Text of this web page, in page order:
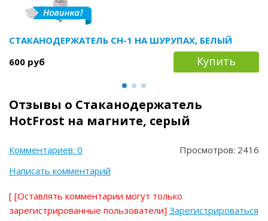
СТАКАНОДЕРЖАТЕЛЬ CH-1 НА ШУРУПАХ, БЕЛЫЙ
600 руб
Купить
Отзывы о Стаканодержатель
HotFrost на магните, серый
Комментариев: 0
Просмотров: 2416
Написать комментарий
[ [Оставлять комментарии могут только
зарегистрированные пользователи] Зарегистрироваться